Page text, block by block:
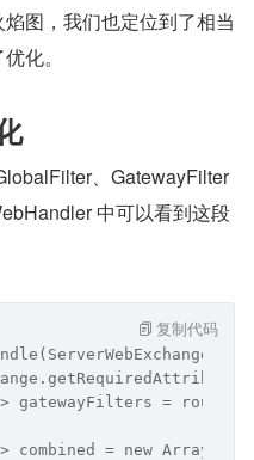
图，我们也定位到了相当
化。
、GatewayFilter
中可以看到这段
gatewayFilters =
combined = new
复制代码